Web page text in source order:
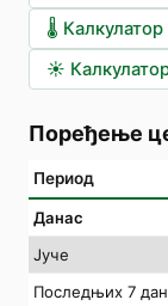
🌡️
☀️
Поређење
Период
Данас
Јуче
Последњих 7